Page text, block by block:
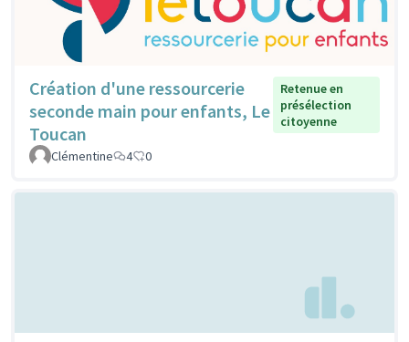
Création d'une ressourcerie
seconde main pour enfants, Le
Toucan
Retenue en
présélection
citoyenne
Clémentine 4 0